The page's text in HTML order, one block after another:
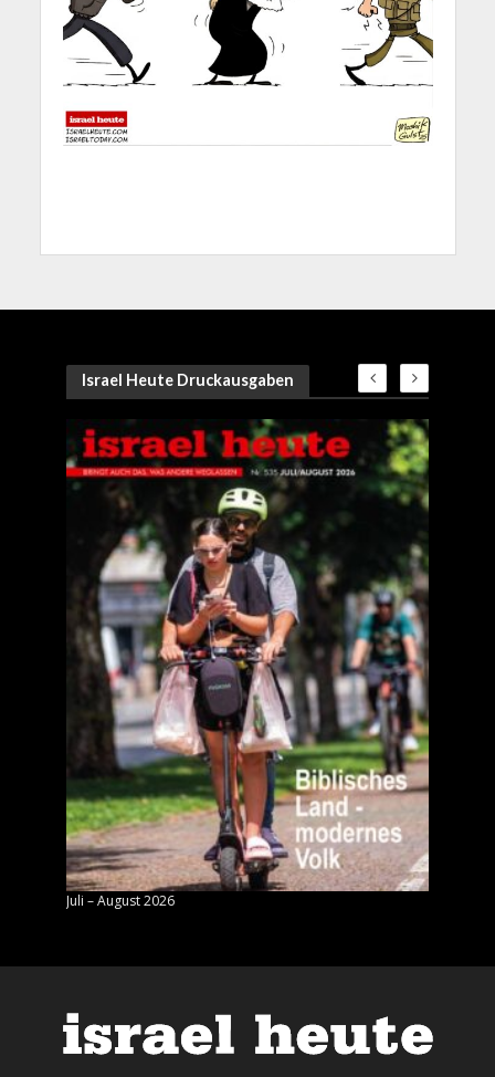
Israel Heute Druckausgaben
Juli – August 2026